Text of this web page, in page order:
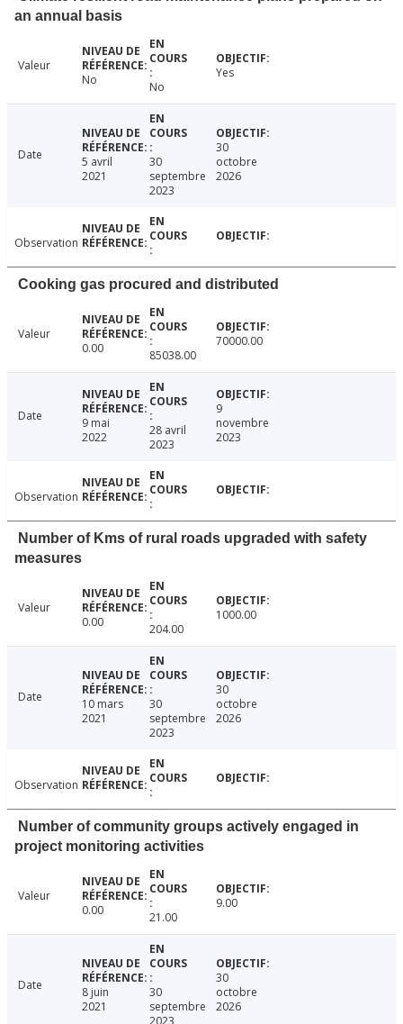
an annual basis
Valeur
No
No
Yes
Date
5 avril
2021
30
septembre
2023
30
octobre
2026
Observation
Cooking gas procured and distributed
Valeur
0.00
85038.00
70000.00
Date
9 mai
2022
28 avril
2023
9
novembre
2023
Observation
Number of Kms of rural roads upgraded with safety
measures
Valeur
0.00
204.00
1000.00
Date
10 mars
2021
30
septembre
2023
30
octobre
2026
Observation
Number of community groups actively engaged in
project monitoring activities
Valeur
0.00
21.00
9.00
Date
8 juin
2021
30
septembre
30
octobre
2026